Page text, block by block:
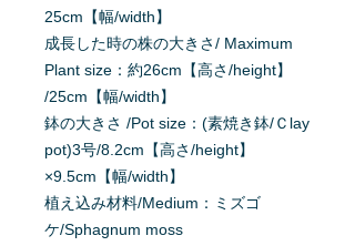
25cm【幅/width】
成長した時の株の大きさ/ Maximum
Plant size：約26cm【高さ/height】
/25cm【幅/width】
鉢の大きさ /Pot size：(素焼き鉢/Ｃlay
pot)3号/8.2cm【高さ/height】
×9.5cm【幅/width】
植え込み材料/Medium：ミズゴ
ケ/Sphagnum moss